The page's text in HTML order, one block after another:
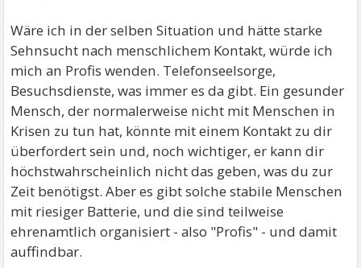
Wäre ich in der selben Situation und hätte starke
Sehnsucht nach menschlichem Kontakt, würde ich
mich an Profis wenden. Telefonseelsorge,
Besuchsdienste, was immer es da gibt. Ein gesunder
Mensch, der normalerweise nicht mit Menschen in
Krisen zu tun hat, könnte mit einem Kontakt zu dir
überfordert sein und, noch wichtiger, er kann dir
höchstwahrscheinlich nicht das geben, was du zur
Zeit benötigst. Aber es gibt solche stabile Menschen
mit riesiger Batterie, und die sind teilweise
ehrenamtlich organisiert - also "Profis" - und damit
auffindbar.